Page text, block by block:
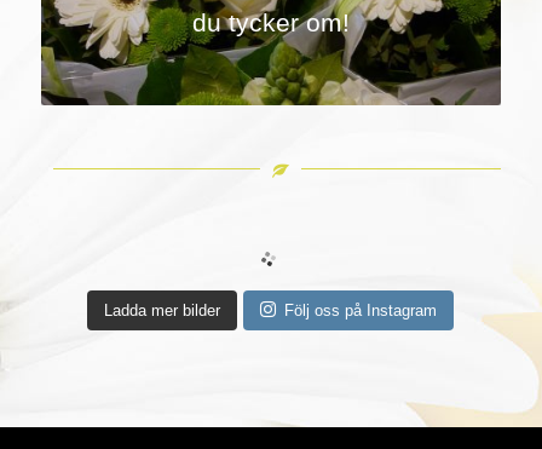
du tycker om!
Ladda mer bilder Följ oss på Instagram